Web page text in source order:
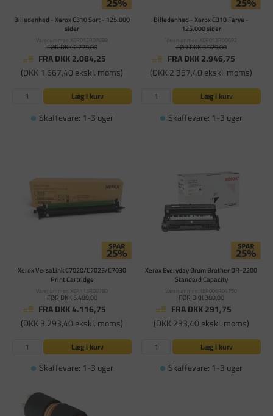
Billedenhed - Xerox C310 Sort - 125.000
sider
Varenummer: XER013R00689
FØR DKK 2.779,00
FRA DKK 2.084,25
(DKK 1.667,40 ekskl. moms)
Læg i kurv
Skaffevare: 1-3 uger
Billedenhed - Xerox C310 Farve -
125.000 sider
Varenummer: XER013R00692
FØR DKK 3.929,00
FRA DKK 2.946,75
(DKK 2.357,40 ekskl. moms)
Læg i kurv
Skaffevare: 1-3 uger
Xerox VersaLink C7020/C7025/C7030
Print Cartridge
Varenummer: XER113R00780
FØR DKK 5.489,00
FRA DKK 4.116,75
(DKK 3.293,40 ekskl. moms)
Læg i kurv
Skaffevare: 1-3 uger
Xerox Everyday Drum Brother DR-2200
Standard Capacity
Varenummer: XER006R04750
FØR DKK 389,00
FRA DKK 291,75
(DKK 233,40 ekskl. moms)
Læg i kurv
Skaffevare: 1-3 uger